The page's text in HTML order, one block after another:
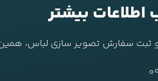
بیشتر
ثبت سفارش تصویر سازی لباس، همین